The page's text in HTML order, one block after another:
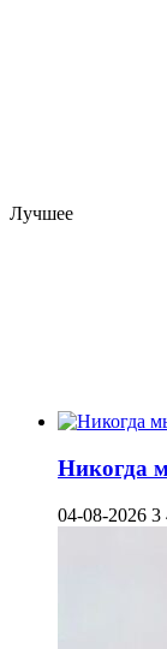
Лучшее
Никогда
04-08-2026 3